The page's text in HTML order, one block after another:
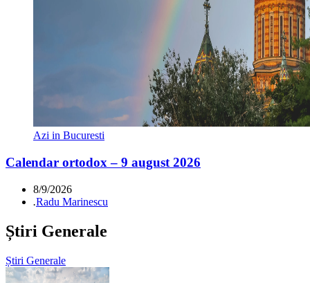
Azi in Bucuresti
Calendar ortodox – 9 august 2026
8/9/2026
.Radu Marinescu
Știri Generale
Știri Generale